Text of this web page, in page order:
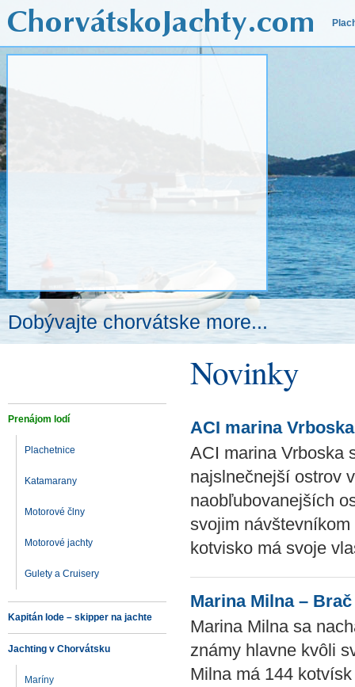
Dobývajte chorvátske more...
Novinky
Prenájom lodí
Plachetnice
Katamarany
Motorové člny
Motorové jachty
Gulety a Cruisery
Kapitán lode – skipper na jachte
Jachting v Chorvátsku
Maríny
ACI marina
ACI marina Vrboska
najslnečnejší ostrov
naobľubovanejších
svojim
kotvisko má svoje
Marina Milna – Brač
Marina Milna sa
známy hlavne kvôli
Milna má 144